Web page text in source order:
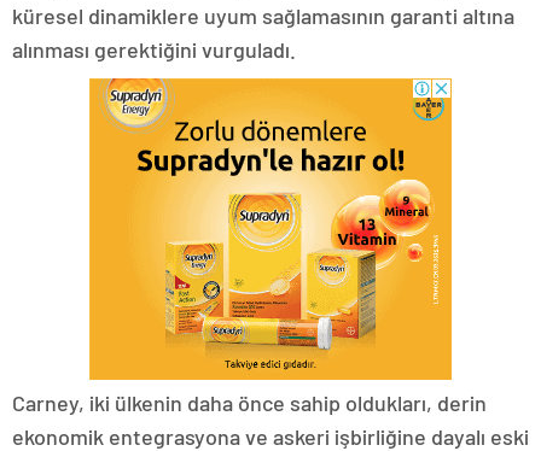
küresel dinamiklere uyum sağlamasının garanti altına
alınması gerektiğini vurguladı.
Carney, iki ülkenin daha önce sahip oldukları, derin
ekonomik entegrasyona ve askeri işbirliğine dayalı eski